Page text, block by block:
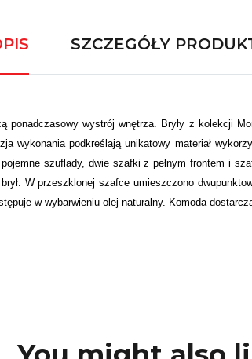
SZCZEGÓŁY
wystrój wnętrza. Bryły z kolekcji
wykonania podkreślają unikatowy materiał
szuflady, dwie szafki z pełnym frontem i
W przeszklonej szafce umieszczono
w wybarwieniu olej naturalny. Komoda